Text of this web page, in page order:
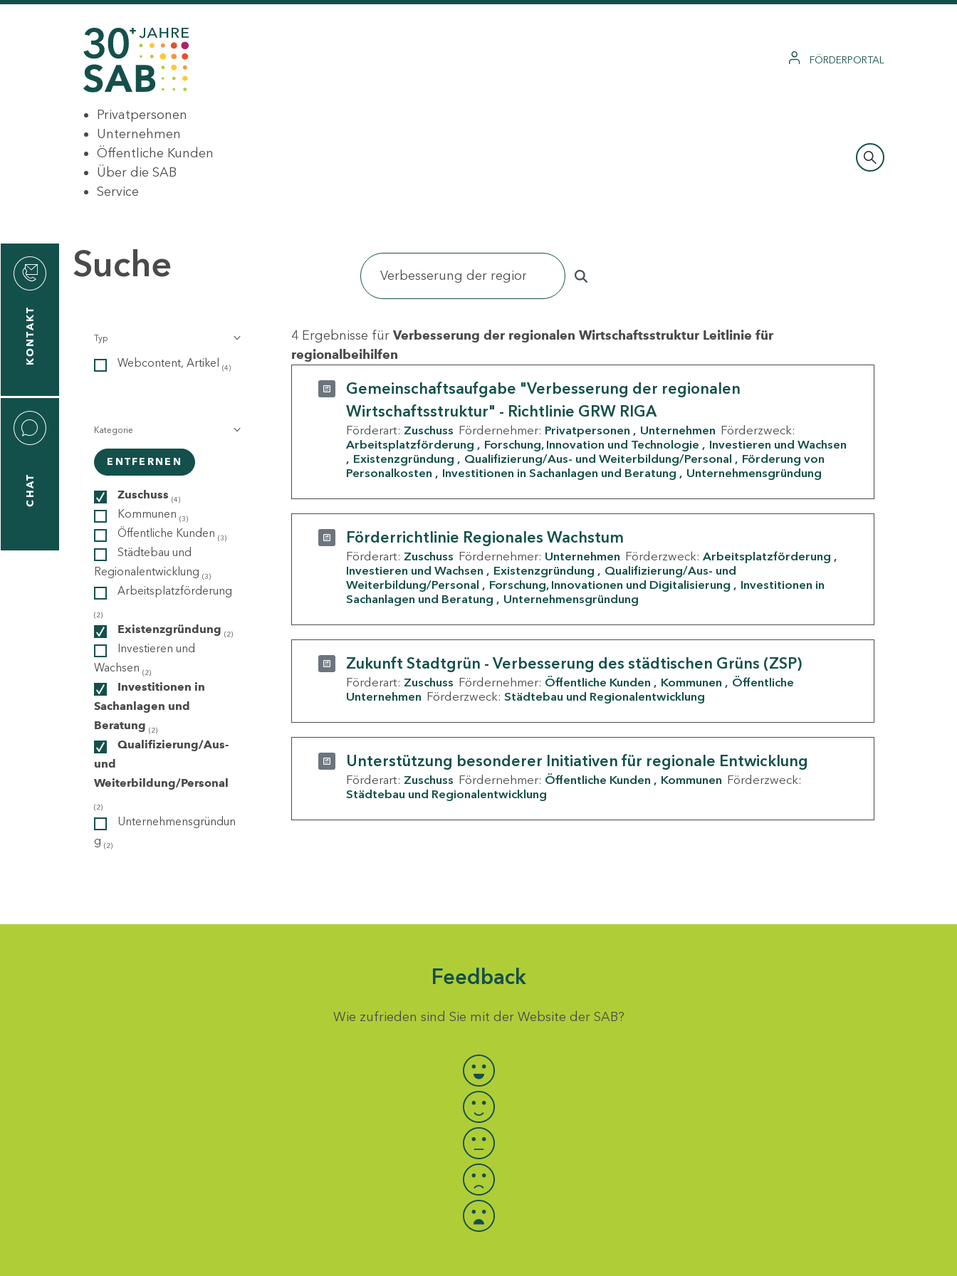
FÖRDERPORTAL
Privatpersonen
Unternehmen
Öffentliche Kunden
Über die SAB
Service
KONTAKT
CHAT
Suche
Typ
Webcontent, Artikel (4)
Kategorie
ENTFERNEN
Zuschuss (4)
Kommunen (3)
Öffentliche Kunden (3)
Städtebau und
Regionalentwicklung (3)
Arbeitsplatzförderung
(2)
Existenzgründung (2)
Investieren und
Wachsen (2)
Investitionen in
Sachanlagen und
Beratung (2)
Qualifizierung/Aus-
und
Weiterbildung/Personal
(2)
Unternehmensgründun
g (2)
4 Ergebnisse für Verbesserung der regionalen Wirtschaftsstruktur Leitlinie für
regionalbeihilfen
Gemeinschaftsaufgabe "Verbesserung der regionalen
Wirtschaftsstruktur" - Richtlinie GRW RIGA
Förderart: Zuschuss Fördernehmer: Privatpersonen Unternehmen Förderzweck:
Arbeitsplatzförderung
Forschung, Innovation und Technologie
Investieren und Wachsen
Existenzgründung
Qualifizierung/Aus- und Weiterbildung/Personal
Förderung von
Personalkosten
Investitionen in Sachanlagen und Beratung Unternehmensgründung
Förderrichtlinie Regionales Wachstum
Förderart: Zuschuss Fördernehmer: Unternehmen Förderzweck: Arbeitsplatzförderung
Investieren und Wachsen
Existenzgründung
Qualifizierung/Aus- und
Weiterbildung/Personal
Forschung, Innovationen und Digitalisierung
Investitionen in
Sachanlagen und Beratung
Unternehmensgründung
Zukunft Stadtgrün - Verbesserung des städtischen Grüns (ZSP)
Förderart: Zuschuss Fördernehmer: Öffentliche Kunden Kommunen
Öffentliche
Unternehmen Förderzweck: Städtebau und Regionalentwicklung
Unterstützung besonderer Initiativen für regionale Entwicklung
Förderart: Zuschuss Fördernehmer: Öffentliche Kunden Kommunen Förderzweck:
Städtebau und Regionalentwicklung
Feedback
Wie zufrieden sind Sie mit der Website der SAB?
Bewertung auswählen